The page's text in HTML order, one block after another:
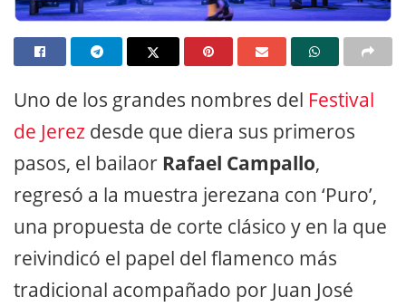
Uno de los grandes nombres del Festival
de Jerez desde que diera sus primeros
pasos, el bailaor Rafael Campallo,
regresó a la muestra jerezana con ‘Puro’,
una propuesta de corte clásico y en la que
reivindicó el papel del flamenco más
tradicional acompañado por Juan José